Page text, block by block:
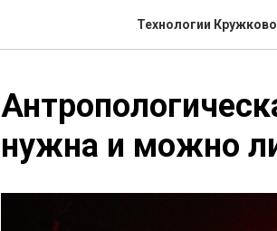
Технологии
нужна и можно